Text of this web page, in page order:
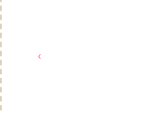
‹